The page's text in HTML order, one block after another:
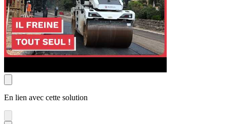
En lien avec cette solution